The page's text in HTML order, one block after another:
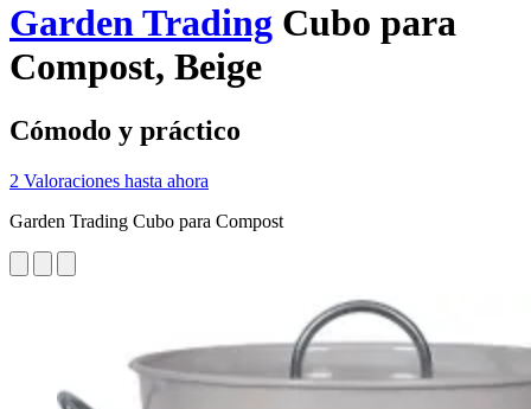
Garden Trading Cubo para
Compost, Beige
Cómodo y práctico
2 Valoraciones hasta ahora
Garden Trading Cubo para Compost